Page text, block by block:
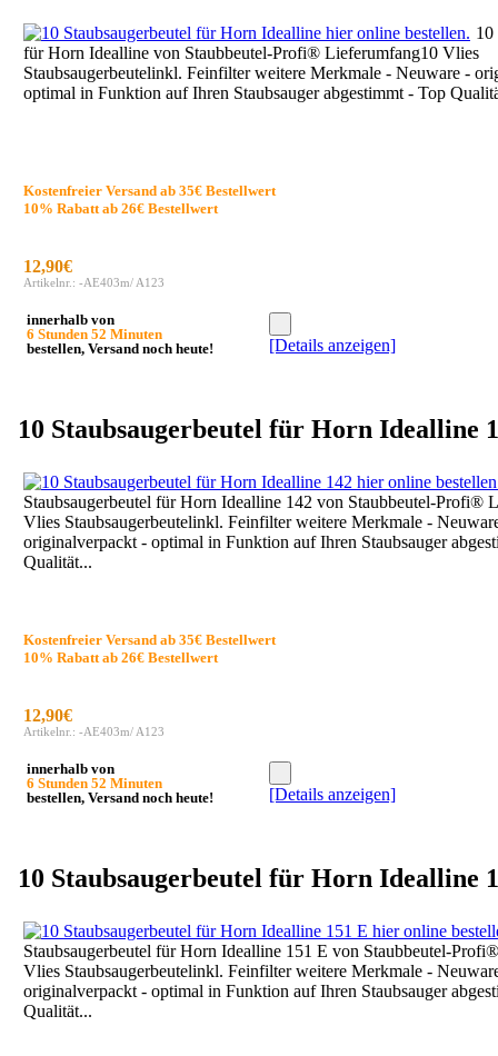
10
für Horn Idealline von Staubbeutel-Profi® Lieferumfang10 Vlies
Staubsaugerbeutelinkl. Feinfilter weitere Merkmale - Neuware -
optimal in Funktion auf Ihren Staubsauger abgestimmt - Top
Kostenfreier Versand ab 35€ Bestellwert
10% Rabatt ab 26€ Bestellwert
12,90€
Artikelnr.: -AE403m/ A123
innerhalb von
6 Stunden 52 Minuten
bestellen, Versand noch heute!
[Details anzeigen]
10 Staubsaugerbeutel für Horn Idealline
Staubsaugerbeutel für Horn Idealline 142 von Staubbeutel-Profi®
Vlies Staubsaugerbeutelinkl. Feinfilter weitere Merkmale -
originalverpackt - optimal in Funktion auf Ihren Staubsauger
Qualität...
Kostenfreier Versand ab 35€ Bestellwert
10% Rabatt ab 26€ Bestellwert
12,90€
Artikelnr.: -AE403m/ A123
innerhalb von
6 Stunden 52 Minuten
bestellen, Versand noch heute!
[Details anzeigen]
10 Staubsaugerbeutel für Horn Idealline
Staubsaugerbeutel für Horn Idealline 151 E von Staubbeutel-
Vlies Staubsaugerbeutelinkl. Feinfilter weitere Merkmale -
originalverpackt - optimal in Funktion auf Ihren Staubsauger
Qualität...